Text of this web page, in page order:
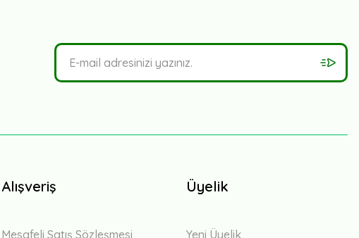
Alışveriş
Mesafeli Satış Sözleşmesi
Üyelik
Yeni Üyelik